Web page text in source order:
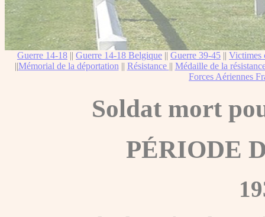
Guerre 14-18 || Guerre 14-18 Belgique || Guerre 39-45 || Victimes
||Mémorial de la déportation || Résistance || Médaille de la
Forces Aériennes
Soldat mort
PÉRIODE